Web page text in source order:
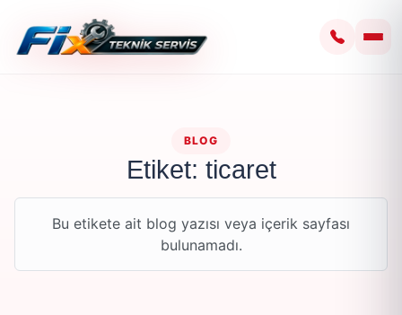
BLOG
Etiket: ticaret
Bu etikete ait blog yazısı veya içerik sayfası
bulunamadı.